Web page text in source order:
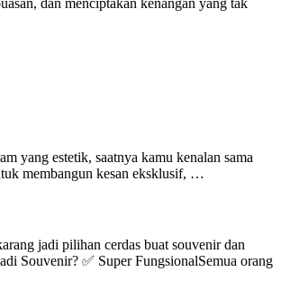
dan menciptakan kenangan yang tak
yang estetik, saatnya kamu kenalan sama
membangun kesan eksklusif, …
jadi pilihan cerdas buat souvenir dan
Souvenir? ✅ Super FungsionalSemua orang